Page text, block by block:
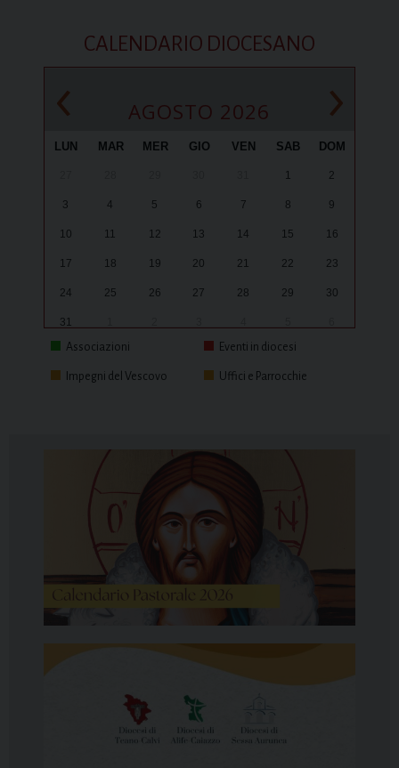
CALENDARIO DIOCESANO
‹ AGOSTO 2026 ›
LUN MAR MER GIO VEN SAB DOM
1 2
3 4 5 6 7 8 9
10 11 12 13 14 15 16
17 18 19 20 21 22 23
24 25 26 27 28 29 30
31
Associazioni
Eventi in diocesi
Impegni del Vescovo Uffici e Parrocchie